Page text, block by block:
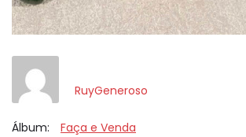
RuyGeneroso
Álbum: Faça e Venda